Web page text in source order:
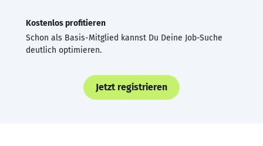
Kostenlos profitieren
Schon als Basis-Mitglied kannst Du Deine Job-Suche
deutlich optimieren.
Jetzt registrieren